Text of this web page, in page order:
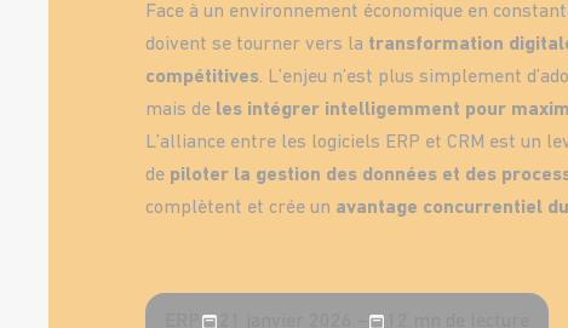
Face à un environnement économique en
doivent se tourner vers la transformation
compétitives. L’enjeu n’est plus simplement
mais de les intégrer intelligemment pour
L’alliance entre les logiciels ERP et CRM est un
de piloter la gestion des données et des
complètent et crée un avantage concurrentiel